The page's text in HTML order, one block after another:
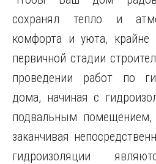
сохранял тепло и
комфорта и уюта,
первичной стадии
проведении работ по
дома, начиная с
подвальным
заканчивая
гидроизоляции